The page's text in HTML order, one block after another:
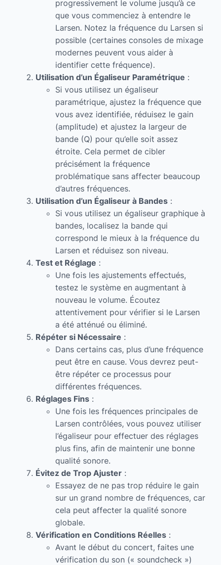
progressivement le volume jusqu’à ce
que vous commenciez à entendre le
Larsen. Notez la fréquence du Larsen si
possible (certaines consoles de mixage
modernes peuvent vous aider à
identifier cette fréquence).
Utilisation d’un Égaliseur Paramétrique :
Si vous utilisez un égaliseur
paramétrique, ajustez la fréquence que
vous avez identifiée, réduisez le gain
(amplitude) et ajustez la largeur de
bande (Q) pour qu’elle soit assez
étroite. Cela permet de cibler
précisément la fréquence
problématique sans affecter beaucoup
d’autres fréquences.
Utilisation d’un Égaliseur à Bandes :
Si vous utilisez un égaliseur graphique à
bandes, localisez la bande qui
correspond le mieux à la fréquence du
Larsen et réduisez son niveau.
Test et Réglage :
Une fois les ajustements effectués,
testez le système en augmentant à
nouveau le volume. Écoutez
attentivement pour vérifier si le Larsen
a été atténué ou éliminé.
Répéter si Nécessaire :
Dans certains cas, plus d’une fréquence
peut être en cause. Vous devrez peut-
être répéter ce processus pour
différentes fréquences.
Réglages Fins :
Une fois les fréquences principales de
Larsen contrôlées, vous pouvez utiliser
l’égaliseur pour effectuer des réglages
plus fins, afin de maintenir une bonne
qualité sonore.
Évitez de Trop Ajuster :
Essayez de ne pas trop réduire le gain
sur un grand nombre de fréquences, car
cela peut affecter la qualité sonore
globale.
Vérification en Conditions Réelles :
Avant le début du concert, faites une
vérification du son (« soundcheck »)